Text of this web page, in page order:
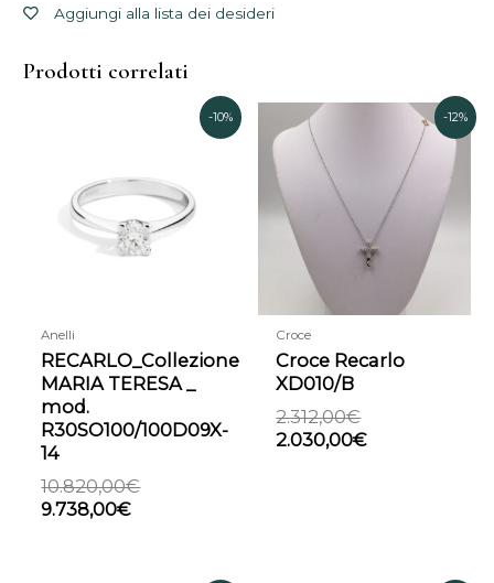
Aggiungi alla lista dei desideri
Prodotti correlati
-10%
Anelli
RECARLO_Collezione
MARIA TERESA _
mod.
R30SO100/100D09X-
14
10.820,00€
prezzo
era:
10.820,00€.
9.738,00€
è:
9.738,00€.
-12%
Croce
Croce Recarlo
XD010/B
2.312,00€
prezzo
originale
2.312,00€.
2.030,00€
prezzo
attuale
2.030,00€.